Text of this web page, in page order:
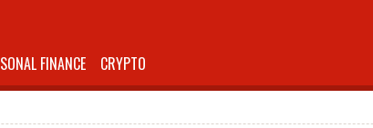
FINANCE CRYPTO